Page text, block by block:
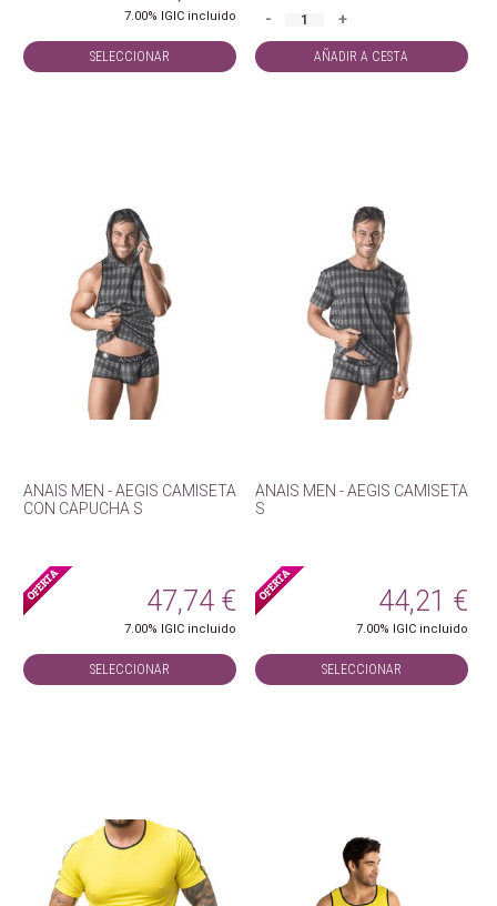
7.00% IGIC incluido
SELECCIONAR
- +
AÑADIR A CESTA
ANAIS MEN - AEGIS CAMISETA
CON CAPUCHA S
47,74 €
7.00% IGIC incluido
SELECCIONAR
ANAIS MEN - AEGIS CAMISETA
S
44,21 €
7.00% IGIC incluido
SELECCIONAR